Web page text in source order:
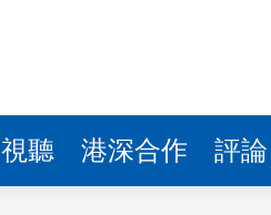
視聽 港深合作 評論